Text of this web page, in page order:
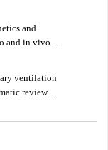
and
and in vivo
ventilation
review